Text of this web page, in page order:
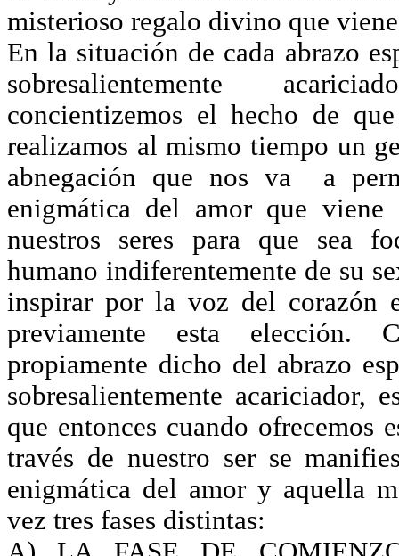
misterioso regalo divino que
En la situación de cada abrazo
sobresalientemente
concientizemos el hecho de
realizamos al mismo tiempo un
abnegación que nos va a
enigmática del amor que viene
nuestros seres para que sea
humano indiferentemente de su
inspirar por la voz del corazón
previamente esta elección.
propiamente dicho del abrazo
sobresalientemente acariciador,
que entonces cuando ofrecemos
través de nuestro ser se
enigmática del amor y aquella
vez tres fases distintas: